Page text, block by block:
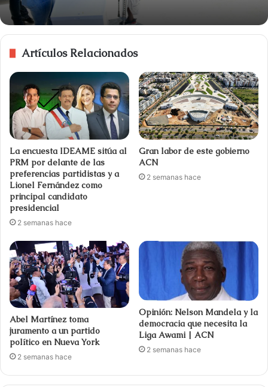
Artículos Relacionados
La encuesta IDEAME sitúa al
PRM por delante de las
preferencias partidistas y a
Lionel Fernández como
principal candidato
presidencial
2 semanas hace
Gran labor de este gobierno
ACN
2 semanas hace
Abel Martínez toma
juramento a un partido
político en Nueva York
2 semanas hace
Opinión: Nelson Mandela y la
democracia que necesita la
Liga Awami | ACN
2 semanas hace